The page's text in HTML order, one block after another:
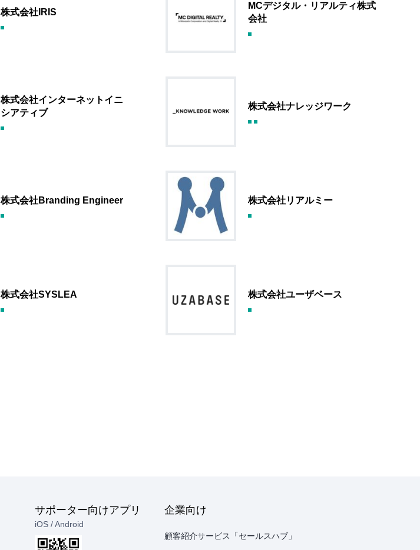
株式会社IRIS
MCデジタル・リアルティ株式
会社
株式会社インターネットイニ
シアティブ
株式会社ナレッジワーク
株式会社Branding Engineer 株式会社リアルミー
株式会社SYSLEA 株式会社ユーザベース
サポーター向けアプリ
iOS / Android
企業向け
顧客紹介サービス「セールスハブ」